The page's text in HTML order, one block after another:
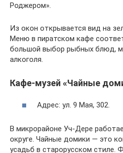
Роджером».
Из окон открывается вид на
Меню в пиратском кафе
большой выбор рыбных блюд,
алкоголя.
Кафе-музей «Чайные
Адрес: ул. 9 Мая, 302.
В микрорайоне Уч-Дере
округе. Чайные домики — это
усадьб в старорусском стиле.